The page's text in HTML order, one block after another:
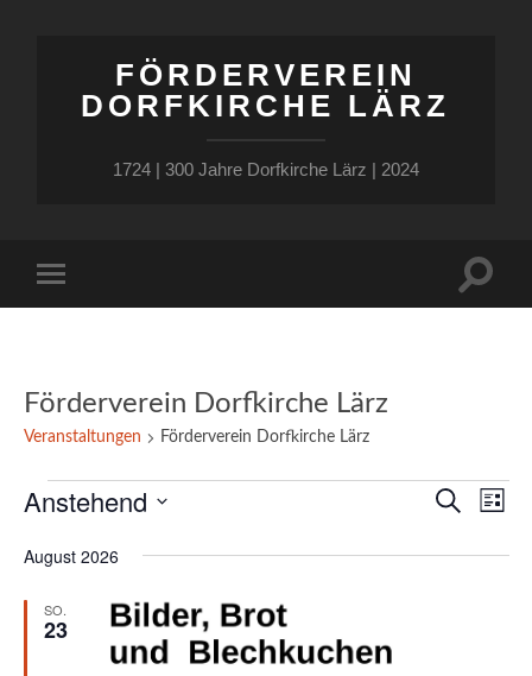
FÖRDERVEREIN
DORFKIRCHE LÄRZ
1724 | 300 Jahre Dorfkirche Lärz | 2024
Menü
Förderverein Dorfkirche Lärz
Veranstaltungen Förderverein Dorfkirche Lärz
Veranstaltungen Suche
Liste
Anstehend
wählen.
August 2026
SO.
23